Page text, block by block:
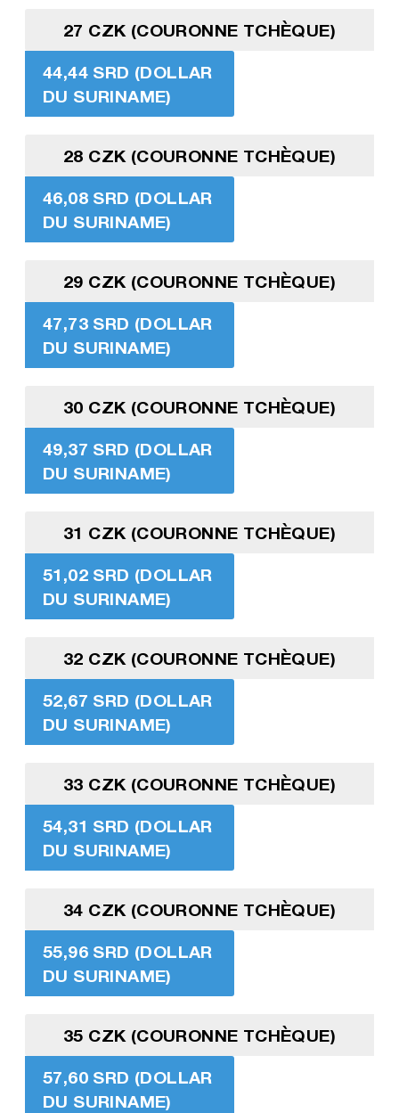
27 CZK (COURONNE TCHÈQUE)
44,44 SRD (DOLLAR
DU SURINAME)
28 CZK (COURONNE TCHÈQUE)
46,08 SRD (DOLLAR
DU SURINAME)
29 CZK (COURONNE TCHÈQUE)
47,73 SRD (DOLLAR
DU SURINAME)
30 CZK (COURONNE TCHÈQUE)
49,37 SRD (DOLLAR
DU SURINAME)
31 CZK (COURONNE TCHÈQUE)
51,02 SRD (DOLLAR
DU SURINAME)
32 CZK (COURONNE TCHÈQUE)
52,67 SRD (DOLLAR
DU SURINAME)
33 CZK (COURONNE TCHÈQUE)
54,31 SRD (DOLLAR
DU SURINAME)
34 CZK (COURONNE TCHÈQUE)
55,96 SRD (DOLLAR
DU SURINAME)
35 CZK (COURONNE TCHÈQUE)
57,60 SRD (DOLLAR
DU SURINAME)